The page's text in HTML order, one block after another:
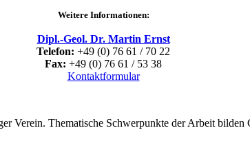
Weitere Informationen:
Dipl.-Geol. Dr. Martin Ernst
Telefon: +49 (0) 76 61 / 70 22
Fax: +49 (0) 76 61 / 53 38
Kontaktformular
Verein. Thematische Schwerpunkte der Arbeit